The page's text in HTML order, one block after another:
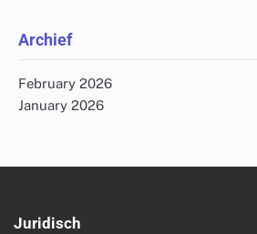
Archief
February 2026
January 2026
Juridisch